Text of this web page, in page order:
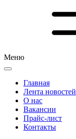
Меню
Главная
Лента новостей
О нас
Вакансии
Прайс-лист
Контакты